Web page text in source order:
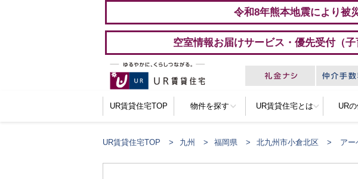
令和8年熊本地震により被
空室情報お届けサービス・優先受付（
UR賃貸住宅TOP 物件を探す UR賃貸住宅とは UR
UR賃貸住宅TOP 九州 福岡県 北九州市小倉北区 アー